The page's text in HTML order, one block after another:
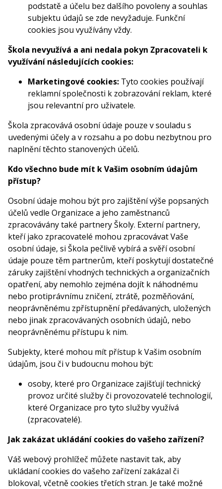
podstatě a účelu bez dalšího povoleny a souhlas
subjektu údajů se zde nevyžaduje. Funkční
cookies jsou využívány vždy.
Škola nevyužívá a ani nedala pokyn Zpracovateli k
využívání následujících cookies:
Marketingové cookies: Tyto cookies používají
reklamní společnosti k zobrazování reklam, které
jsou relevantní pro uživatele.
Škola zpracovává osobní údaje pouze v souladu s
uvedenými účely a v rozsahu a po dobu nezbytnou pro
naplnění těchto stanovených účelů.
Kdo všechno bude mít k Vašim osobním údajům
přístup?
Osobní údaje mohou být pro zajištění výše popsaných
účelů vedle Organizace a jeho zaměstnanců
zpracovávány také partnery Školy. Externí partnery,
kteří jako zpracovatelé mohou zpracovávat Vaše
osobní údaje, si Škola pečlivě vybírá a svěří osobní
údaje pouze těm partnerům, kteří poskytují dostatečné
záruky zajištění vhodných technických a organizačních
opatření, aby nemohlo zejména dojít k náhodnému
nebo protiprávnímu zničení, ztrátě, pozměňování,
neoprávněnému zpřístupnění předávaných, uložených
nebo jinak zpracovávaných osobních údajů, nebo
neoprávněnému přístupu k nim.
Subjekty, které mohou mít přístup k Vašim osobním
údajům, jsou či v budoucnu mohou být:
osoby, které pro Organizace zajišťují technický
provoz určité služby či provozovatelé technologií,
které Organizace pro tyto služby využívá
(zpracovatelé).
Jak zakázat ukládání cookies do vašeho zařízení?
Váš webový prohlížeč můžete nastavit tak, aby
ukládaní cookies do vašeho zařízení zakázal či
blokoval, včetně cookies třetích stran. Je také možné